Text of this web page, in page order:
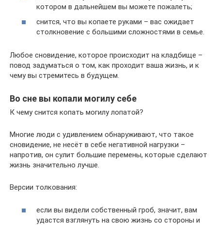
котором в дальнейшем вы можете пожалеть;
снится, что вы копаете руками – вас ожидает
столкновение с большими сложностями в семье.
Любое сновидение, которое происходит на кладбище –
повод задуматься о том, как проходит ваша жизнь, и к
чему вы стремитесь в будущем.
Во сне вы копали могилу себе
К чему снится копать могилу лопатой?
Многие люди с удивлением обнаруживают, что такое
сновидение, не несёт в себе негативной нагрузки –
напротив, он сулит большие перемены, которые сделают
жизнь значительно лучше.
Версии толкования:
если вы видели собственный гроб, значит, вам
удастся взглянуть на свою жизнь со стороны и